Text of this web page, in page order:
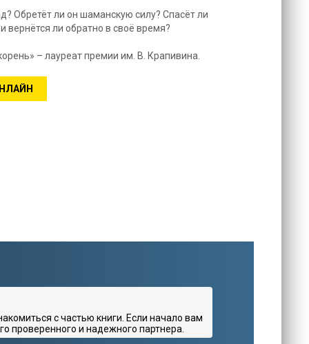
Обретёт ли он шаманскую силу? Спасёт ли
вернётся ли обратно в своё время?
– лауреат премии им. В. Крапивина.
с частью книги. Если начало вам
проверенного и надежного партнера.